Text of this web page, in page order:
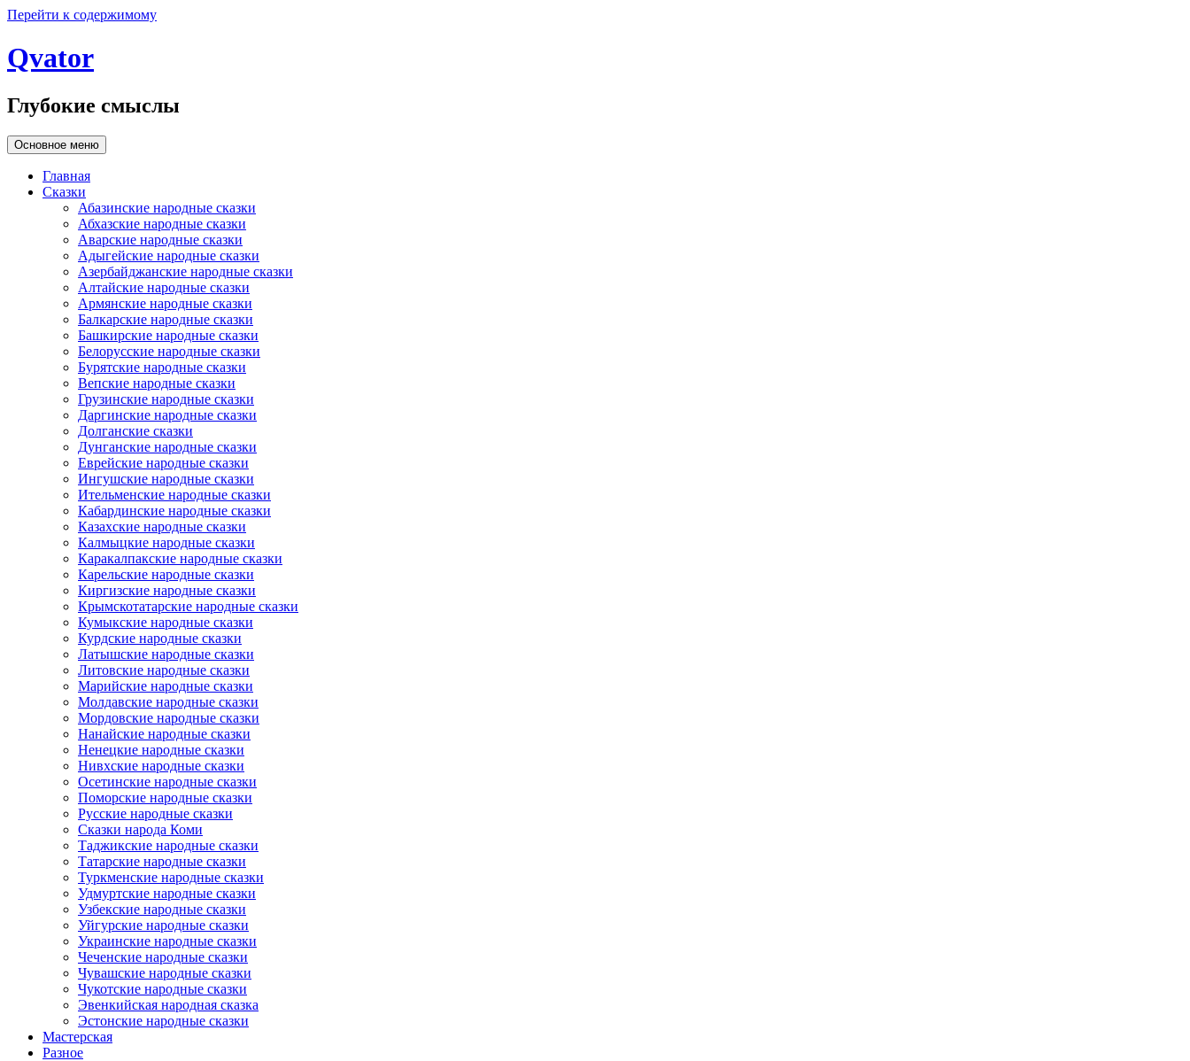
Перейти к содержимому
Qvator
Глубокие смыслы
Основное меню
Главная
Сказки
Абазинские народные сказки
Абхазские народные сказки
Аварские народные сказки
Адыгейские народные сказки
Азербайджанские народные сказки
Алтайские народные сказки
Армянские народные сказки
Балкарские народные сказки
Башкирские народные сказки
Белорусские народные сказки
Бурятские народные сказки
Вепские народные сказки
Грузинские народные сказки
Даргинские народные сказки
Долганские сказки
Дунганские народные сказки
Еврейские народные сказки
Ингушские народные сказки
Ительменские народные сказки
Кабардинские народные сказки
Казахские народные сказки
Калмыцкие народные сказки
Каракалпакские народные сказки
Карельские народные сказки
Киргизские народные сказки
Крымскотатарские народные сказки
Кумыкские народные сказки
Курдские народные сказки
Латышские народные сказки
Литовские народные сказки
Марийские народные сказки
Молдавские народные сказки
Мордовские народные сказки
Нанайские народные сказки
Ненецкие народные сказки
Нивхские народные сказки
Осетинские народные сказки
Поморские народные сказки
Русские народные сказки
Сказки народа Коми
Таджикские народные сказки
Татарские народные сказки
Туркменские народные сказки
Удмуртские народные сказки
Узбекские народные сказки
Уйгурские народные сказки
Украинские народные сказки
Чеченские народные сказки
Чувашские народные сказки
Чукотские народные сказки
Эвенкийская народная сказка
Эстонские народные сказки
Мастерская
Разное